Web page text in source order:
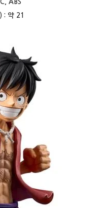
ABS
: 약 21